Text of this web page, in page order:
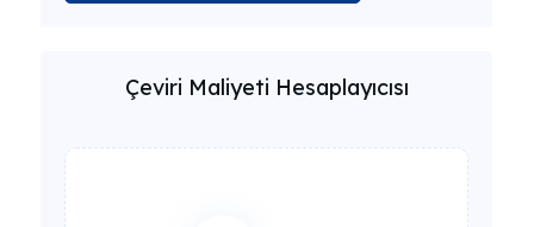
Çeviri Maliyeti Hesaplayıcısı